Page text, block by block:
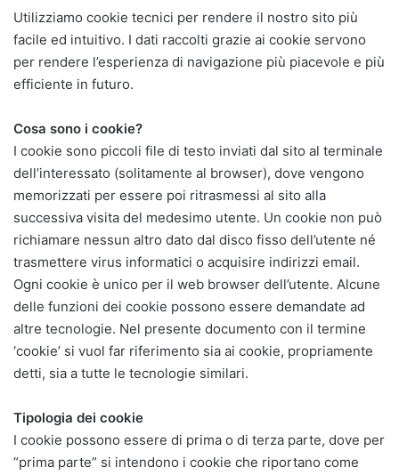
Utilizziamo cookie tecnici per rendere il nostro sito più
facile ed intuitivo. I dati raccolti grazie ai cookie servono
per rendere l’esperienza di navigazione più piacevole e più
efficiente in futuro.
Cosa sono i cookie?
I cookie sono piccoli file di testo inviati dal sito al terminale
dell’interessato (solitamente al browser), dove vengono
memorizzati per essere poi ritrasmessi al sito alla
successiva visita del medesimo utente. Un cookie non può
richiamare nessun altro dato dal disco fisso dell’utente né
trasmettere virus informatici o acquisire indirizzi email.
Ogni cookie è unico per il web browser dell’utente. Alcune
delle funzioni dei cookie possono essere demandate ad
altre tecnologie. Nel presente documento con il termine
‘cookie’ si vuol far riferimento sia ai cookie, propriamente
detti, sia a tutte le tecnologie similari.
Tipologia dei cookie
I cookie possono essere di prima o di terza parte, dove per
“prima parte” si intendono i cookie che riportano come